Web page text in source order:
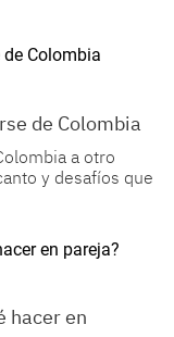
de Colombia
a otro
y desafíos que
hacer en